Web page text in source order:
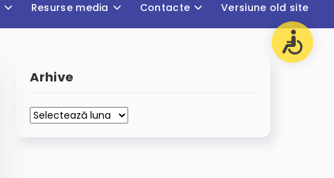
Resurse media Contacte Versiune old site
Arhive
Arhive